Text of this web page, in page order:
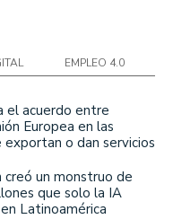
EMPLEO 4.0
el acuerdo entre
Europea en las
exportan o dan servicios
creó un monstruo de
que solo la IA
Latinoamérica